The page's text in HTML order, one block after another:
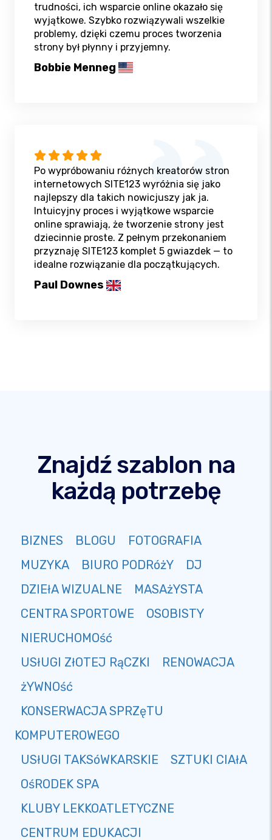
trudności, ich wsparcie online okazało się
wyjątkowe. Szybko rozwiązywali wszelkie
problemy, dzięki czemu proces tworzenia
strony był płynny i przyjemny.
Bobbie Menneg
Po wypróbowaniu różnych kreatorów stron
internetowych SITE123 wyróżnia się jako
najlepszy dla takich nowicjuszy jak ja.
Intuicyjny proces i wyjątkowe wsparcie
online sprawiają, że tworzenie strony jest
dziecinnie proste. Z pełnym przekonaniem
przyznaję SITE123 komplet 5 gwiazdek — to
idealne rozwiązanie dla początkujących.
Paul Downes
Znajdź szablon na
każdą potrzebę
BIZNES BLOGU
FOTOGRAFIA
MUZYKA
BIURO PODRóżY
DJ
DZIEłA WIZUALNE
MASAżYSTA
CENTRA SPORTOWE
OSOBISTY
NIERUCHOMOść
USłUGI ZłOTEJ RąCZKI
RENOWACJA
żYWNOść
KONSERWACJA SPRZęTU
KOMPUTEROWEGO
USłUGI TAKSóWKARSKIE
SZTUKI CIAłA
OśRODEK SPA
KLUBY LEKKOATLETYCZNE
CENTRUM EDUKACJI